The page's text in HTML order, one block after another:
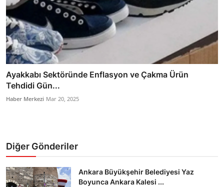
Ayakkabı Sektöründe Enflasyon ve Çakma Ürün
Tehdidi Gün...
Haber Merkezi Mar 20, 2025
Diğer Gönderiler
Ankara Büyükşehir Belediyesi Yaz
Boyunca Ankara Kalesi ...